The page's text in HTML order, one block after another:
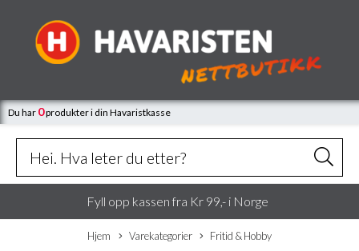
Du har 0produkteri din Havaristkasse
Fyll opp kassen fra Kr 99,- i Norge
Hjem Varekategorier Fritid & Hobby